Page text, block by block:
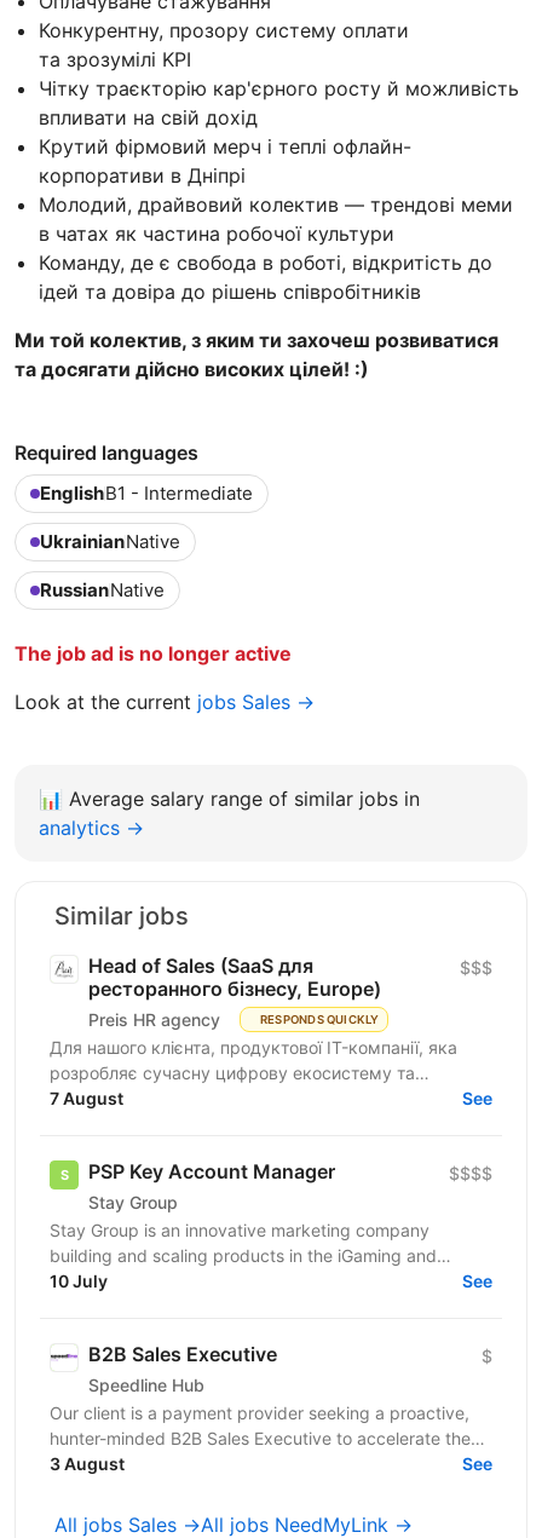
Конкурентну, прозору систему оплати
та зрозумілі KPI
Чітку траєкторію кар'єрного росту й можливість
впливати на свій дохід
Крутий фірмовий мерч і теплі офлайн-
корпоративи в Дніпрі
Молодий, драйвовий колектив — трендові меми
в чатах як частина робочої культури
Команду, де є свобода в роботі, відкритість до
ідей та довіра до рішень співробітників
Ми той колектив, з яким ти захочеш розвиватися
та досягати дійсно високих цілей! :)
Required languages
EnglishB1 - Intermediate
UkrainianNative
RussianNative
The job ad is no longer active
Look at the current jobs Sales →
📊 Average salary range of similar jobs in
analytics →
Similar jobs
Head of Sales (SaaS для
ресторанного бізнесу, Europe)
Preis HR agency RESPONDS QUICKLY
$$$
Для нашого клієнта, продуктової IT-компанії, яка
розробляє сучасну цифрову екосистему та
програмне забезпечення для автоматизації
7 August See
PSP Key Account Manager
Stay Group
$$$$
Stay Group is an innovative marketing company
building and scaling products in the iGaming and
entertainment industry. We are looking for a PSP
10 July See
B2B Sales Executive
Speedline Hub
$
Our client is a payment provider seeking a proactive,
hunter-minded B2B Sales Executive to accelerate the
adoption of its transactional financial products....
3 August See
All jobs Sales →All jobs NeedMyLink →